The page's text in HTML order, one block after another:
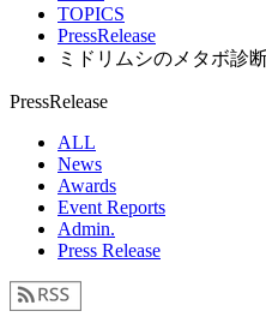
TOPICS
PressRelease
ミドリムシのメタボ診
PressRelease
ALL
News
Awards
Event Reports
Admin.
Press Release